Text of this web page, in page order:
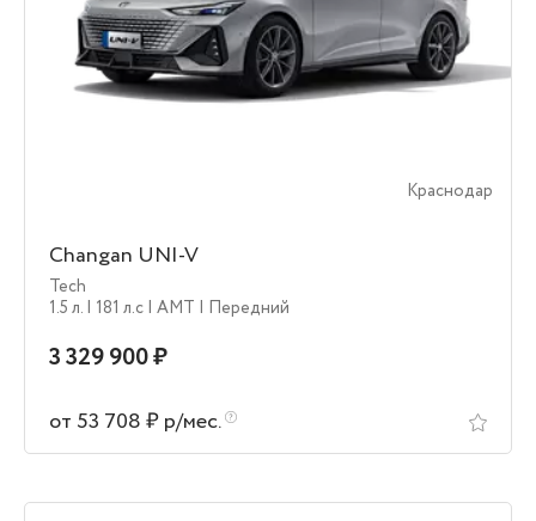
Краснодар
Changan UNI-V
Tech
1.5 л. | 181 л.c | AMT | Передний
3 329 900 ₽
от 53 708 ₽ р/мес.